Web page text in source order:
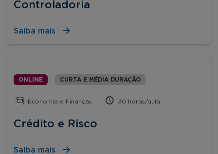
Controladoria
Saiba mais
ONLINE CURTA E MÉDIA DURAÇÃO
Economia e Finanças 30 horas/aula
Crédito e Risco
Saiba mais